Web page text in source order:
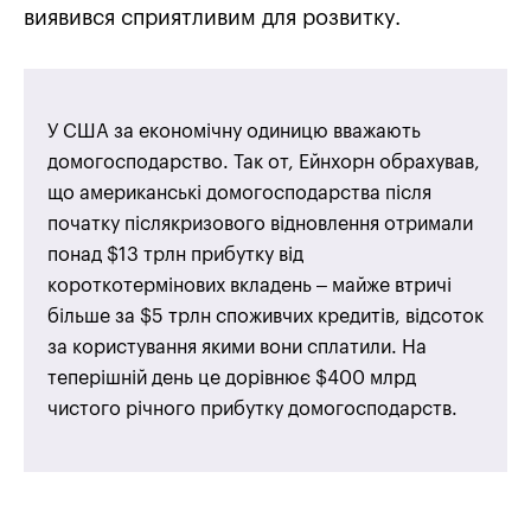
виявився сприятливим для розвитку.
У США за економічну одиницю вважають
домогосподарство. Так от, Ейнхорн обрахував,
що американські домогосподарства після
початку післякризового відновлення отримали
понад $13 трлн прибутку від
короткотермінових вкладень – майже втричі
більше за $5 трлн споживчих кредитів, відсоток
за користування якими вони сплатили. На
теперішній день це дорівнює $400 млрд
чистого річного прибутку домогосподарств.